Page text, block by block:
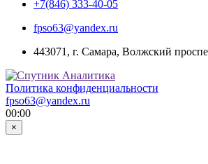
+7(846) 333-40-05
fpso63@yandex.ru
443071, г. Самара, Волжский
Политика конфиденциальности
fpso63@yandex.ru
00:00
×